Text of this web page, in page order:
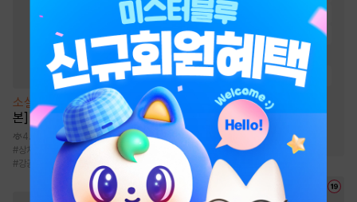
소설 [BL] 알파 프라이드 [단행
본]
4.1만
#상처수 첫사랑 #정치/재벌 # 재벌수
#강공
#첫사랑
재회물
#재벌남 #현대물
직진녀
#트라우마 # 능글남
#까칠남 #계약관계 #동거
성장물 #서양풍
역사/시대물 #
짝사랑
#
연애/결혼 #친구>연인